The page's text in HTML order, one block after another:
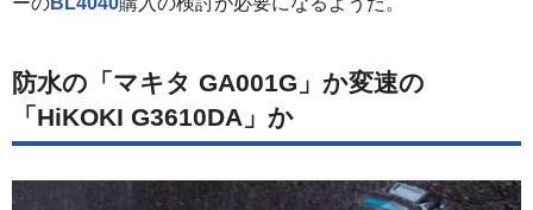
防水の「マキタ GA001G」か変速の
「HiKOKI G3610DA」か